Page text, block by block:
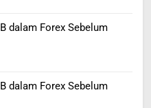
dalam Forex Sebelum
dalam Forex Sebelum
PEMANGKASAN